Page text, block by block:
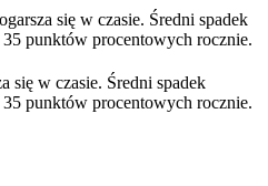
się w czasie. Średni spadek
punktów procentowych rocznie.
się w czasie. Średni spadek
punktów procentowych rocznie.